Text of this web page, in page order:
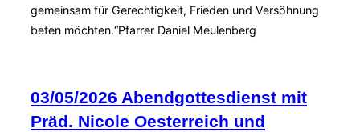
gemeinsam für Gerechtigkeit, Frieden und Versöhnung
beten möchten.“Pfarrer Daniel Meulenberg
03/05/2026 Abendgottesdienst mit
Präd. Nicole Oesterreich und